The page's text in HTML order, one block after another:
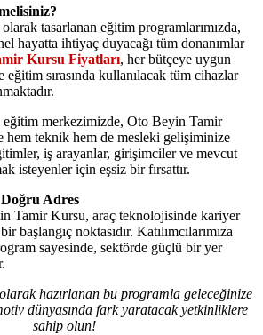
tasarlanan eğitim programlarımızda,
hayatta ihtiyaç duyacağı tüm donanımlar
Kursu Fiyatları, her bütçeye uygun
sırasında kullanılacak tüm cihazlar
merkezimizde, Oto Beyin Tamir
teknik hem de mesleki gelişiminize
iş arayanlar, girişimciler ve mevcut
isteyenler için eşsiz bir fırsattır.
Adres
Tamir Kursu, araç teknolojisinde kariyer
başlangıç noktasıdır. Katılımcılarımıza
sayesinde, sektörde güçlü bir yer
hazırlanan bu programla geleceğinize
dünyasında fark yaratacak yetkinliklere
sahip olun!